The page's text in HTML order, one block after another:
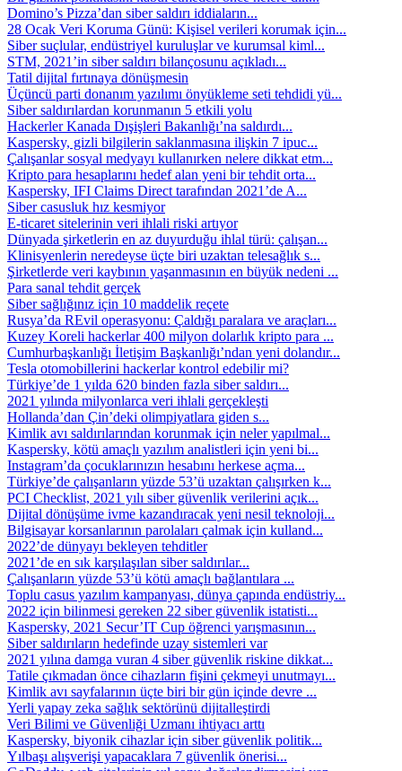
Domino’s Pizza’dan siber saldırı iddiaların...
28 Ocak Veri Koruma Günü: Kişisel verileri korumak için...
Siber suçlular, endüstriyel kuruluşlar ve kurumsal kiml...
STM, 2021’in siber saldırı bilançosunu açıkladı...
Tatil dijital fırtınaya dönüşmesin
Üçüncü parti donanım yazılımı önyükleme seti tehdidi yü...
Siber saldırılardan korunmanın 5 etkili yolu
Hackerler Kanada Dışişleri Bakanlığı’na saldırdı...
Kaspersky, gizli bilgilerin saklanmasına ilişkin 7 ipuc...
Çalışanlar sosyal medyayı kullanırken nelere dikkat etm...
Kripto para hesaplarını hedef alan yeni bir tehdit orta...
Kaspersky, IFI Claims Direct tarafından 2021’de A...
Siber casusluk hız kesmiyor
E-ticaret sitelerinin veri ihlali riski artıyor
Dünyada şirketlerin en az duyurduğu ihlal türü: çalışan...
Klinisyenlerin neredeyse üçte biri uzaktan telesağlık s...
Şirketlerde veri kaybının yaşanmasının en büyük nedeni ...
Para sanal tehdit gerçek
Siber sağlığınız için 10 maddelik reçete
Rusya’da REvil operasyonu: Çaldığı paralara ve araçları...
Kuzey Koreli hackerlar 400 milyon dolarlık kripto para ...
Cumhurbaşkanlığı İletişim Başkanlığı’ndan yeni dolandır...
Tesla otomobillerini hackerlar kontrol edebilir mi?
Türkiye’de 1 yılda 620 binden fazla siber saldırı...
2021 yılında milyonlarca veri ihlali gerçekleşti
Hollanda’dan Çin’deki olimpiyatlara giden s...
Kimlik avı saldırılarından korunmak için neler yapılmal...
Kaspersky, kötü amaçlı yazılım analistleri için yeni bi...
Instagram’da çocuklarınızın hesabını herkese açma...
Türkiye’de çalışanların yüzde 53’ü uzaktan çalışırken k...
PCI Checklist, 2021 yılı siber güvenlik verilerini açık...
Dijital dönüşüme ivme kazandıracak yeni nesil teknoloji...
Bilgisayar korsanlarının parolaları çalmak için kulland...
2022’de dünyayı bekleyen tehditler
2021’de en sık karşılaşılan siber saldırılar...
Çalışanların yüzde 53’ü kötü amaçlı bağlantılara ...
Toplu casus yazılım kampanyası, dünya çapında endüstriy...
2022 için bilinmesi gereken 22 siber güvenlik istatisti...
Kaspersky, 2021 Secur’IT Cup öğrenci yarışmasının...
Siber saldırıların hedefinde uzay sistemleri var
2021 yılına damga vuran 4 siber güvenlik riskine dikkat...
Tatile çıkmadan önce cihazların fişini çekmeyi unutmayı...
Kimlik avı sayfalarının üçte biri bir gün içinde devre ...
Yerli yapay zeka sağlık sektörünü dijitalleştirdi
Veri Bilimi ve Güvenliği Uzmanı ihtiyacı arttı
Kaspersky, biyonik cihazlar için siber güvenlik politik...
Yılbaşı alışverişi yapacaklara 7 güvenlik önerisi...